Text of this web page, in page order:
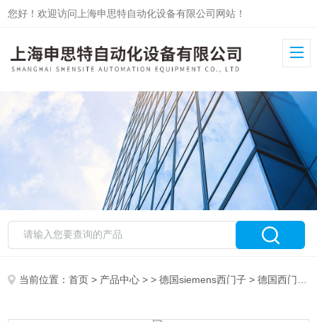
您好！欢迎访问上海申思特自动化设备有限公司网站！
当前位置：首页 > 产品中心 > >德国siemens西门子 > 德国西门子SIMATIC S7-200计数器